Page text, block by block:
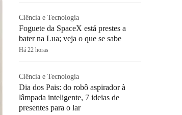
Ciência e Tecnologia
Foguete da SpaceX está prestes a
bater na Lua; veja o que se sabe
Há 22 horas
Ciência e Tecnologia
Dia dos Pais: do robô aspirador à
lâmpada inteligente, 7 ideias de
presentes para o lar